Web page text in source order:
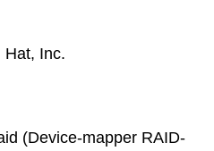
Hat, Inc.
(Device-mapper RAID-